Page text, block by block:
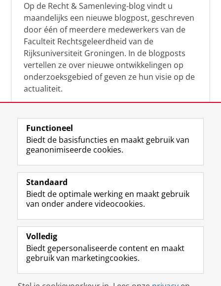
Op de Recht & Samenleving-blog vindt u
maandelijks een nieuwe blogpost, geschreven
door één of meerdere medewerkers van de
Faculteit Rechtsgeleerdheid van de
Rijksuniversiteit Groningen. In de blogposts
vertellen ze over nieuwe ontwikkelingen op
onderzoeksgebied of geven ze hun visie op de
actualiteit.
Volg de RUG
F
a
e
b
o
p
a
i
L
i
k
e
I
-
p
g
R
S
-
f
e
R
k
I
n
t
r
m
c
Y
o
T
e
k
a
Studiekiezers
Alumni
Over ons
Disclaimer & Copyright
Functioneel
Biedt de basisfuncties en maakt gebruik van
geanonimiseerde cookies.
Standaard
Biedt de optimale werking en maakt gebruik
van onder andere videocookies.
Volledig
Biedt gepersonaliseerde content en maakt
gebruik van marketingcookies.